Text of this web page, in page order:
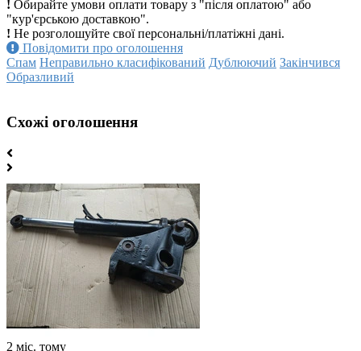
! Обирайте умови оплати товару з "після оплатою" або
"кур'єрською доставкою".
! Не розголошуйте свої персональні/платіжні дані.
Повідомити про оголошення
Спам Неправильно класифікований Дублюючий Закінчився
Образливий
Схожі оголошення
2 міс. тому